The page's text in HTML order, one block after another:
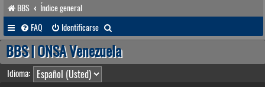
BBS
Índice general
FAQ
Identificarse
u
s
BBS | ONSA Venezuela
Idioma: